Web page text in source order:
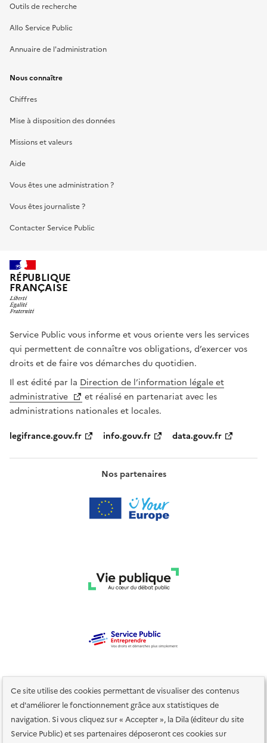
Ce site utilise des cookies permettant de visualiser des contenus
et d'améliorer le fonctionnement grâce aux statistiques de
navigation. Si vous cliquez sur « Accepter », la Dila (éditeur du site
Service Public) et ses partenaires déposeront ces cookies sur
Outils de recherche
Allo Service Public
Annuaire de l'administration
Nous connaître
Chiffres
Mise à disposition des données
Missions et valeurs
Aide
Vous êtes une administration ?
Vous êtes journaliste ?
Contacter Service Public
RÉPUBLIQUE
FRANÇAISE
Service Public vous informe et vous oriente vers les services
qui permettent de connaître vos obligations, d’exercer vos
droits et de faire vos démarches du quotidien.
Il est édité par la Direction de l’information légale et
administrative
et réalisé en partenariat avec les
administrations nationales et locales.
legifrance.gouv.fr
info.gouv.fr data.gouv.fr
Nos partenaires